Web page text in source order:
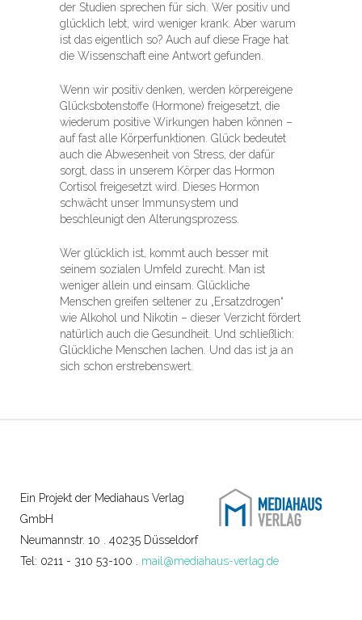
der Studien sprechen für sich. Wer positiv und
glücklich lebt, wird weniger krank. Aber warum
ist das eigentlich so? Auch auf diese Frage hat
die Wissenschaft eine Antwort gefunden.
Wenn wir positiv denken, werden körpereigene
Glücksbotenstoffe (Hormone) freigesetzt, die
wiederum positive Wirkungen haben können –
auf fast alle Körperfunktionen. Glück bedeutet
auch die Abwesenheit von Stress, der dafür
sorgt, dass in unserem Körper das Hormon
Cortisol freigesetzt wird. Dieses Hormon
schwächt unser Immunsystem und
beschleunigt den Alterungsprozess.
Wer glücklich ist, kommt auch besser mit
seinem sozialen Umfeld zurecht. Man ist
weniger allein und einsam. Glückliche
Menschen greifen seltener zu „Ersatzdrogen“
wie Alkohol und Nikotin – dieser Verzicht fördert
natürlich auch die Gesundheit. Und schließlich:
Glückliche Menschen lachen. Und das ist ja an
sich schon erstrebenswert.
Ein Projekt der Mediahaus Verlag
GmbH
Neumannstr. 10 . 40235 Düsseldorf
Tel: 0211 - 310 53-100 . mail@mediahaus-verlag.de